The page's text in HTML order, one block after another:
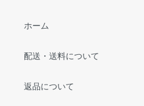
ホーム
配送・送料について
返品について